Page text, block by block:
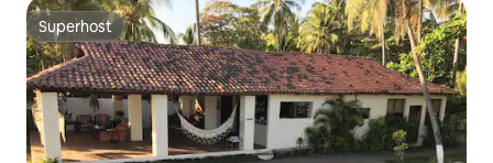
Superhost
Superhost